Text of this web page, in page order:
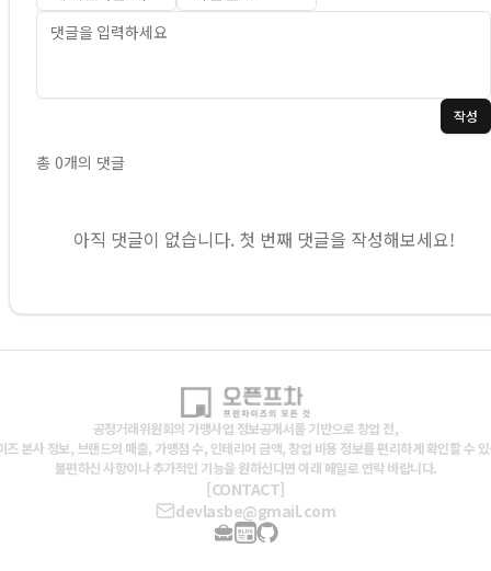
작성
총 0개의 댓글
아직 댓글이 없습니다. 첫 번째 댓글을 작성해보세요!
공정거래위원회의 가맹사업 정보공개서를 기반으로 창업 전,
즈 본사 정보, 브랜드의 매출, 가맹점 수, 인테리어 금액, 창업 비용 정보를 편리하게 확인할 수
불편하신 사항이나 추가적인 기능을 원하신다면 아래 메일로 연락 바랍니다.
[CONTACT]
devlasbe@gmail.com